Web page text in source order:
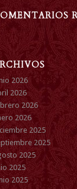
2026
2026
2026
2026
2025
2025
2025
2025
2025